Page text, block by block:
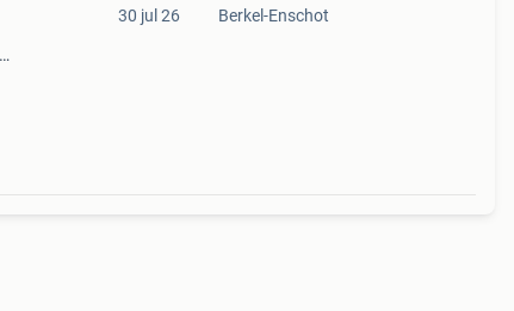
30 jul 26 Berkel-Enschot